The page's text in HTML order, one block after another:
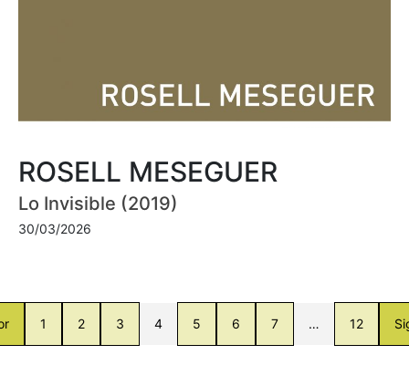
ROSELL MESEGUER
Lo Invisible (2019)
30/03/2026
1 2 3 4 5 6 7 … 12